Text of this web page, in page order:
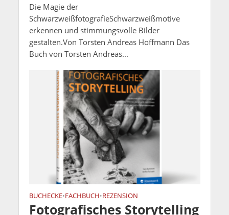
Die Magie der
SchwarzweißfotografieSchwarzweißmotive
erkennen und stimmungsvolle Bilder
gestalten.Von Torsten Andreas Hoffmann Das
Buch von Torsten Andreas...
BUCHECKE•FACHBUCH•REZENSION
Fotografisches Storytelling